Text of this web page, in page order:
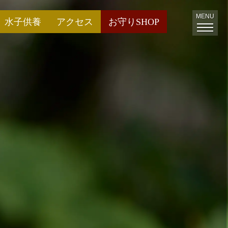
水子供養 アクセス お守りSHOP
MENU